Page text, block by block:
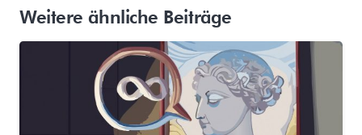
Weitere ähnliche Beiträge